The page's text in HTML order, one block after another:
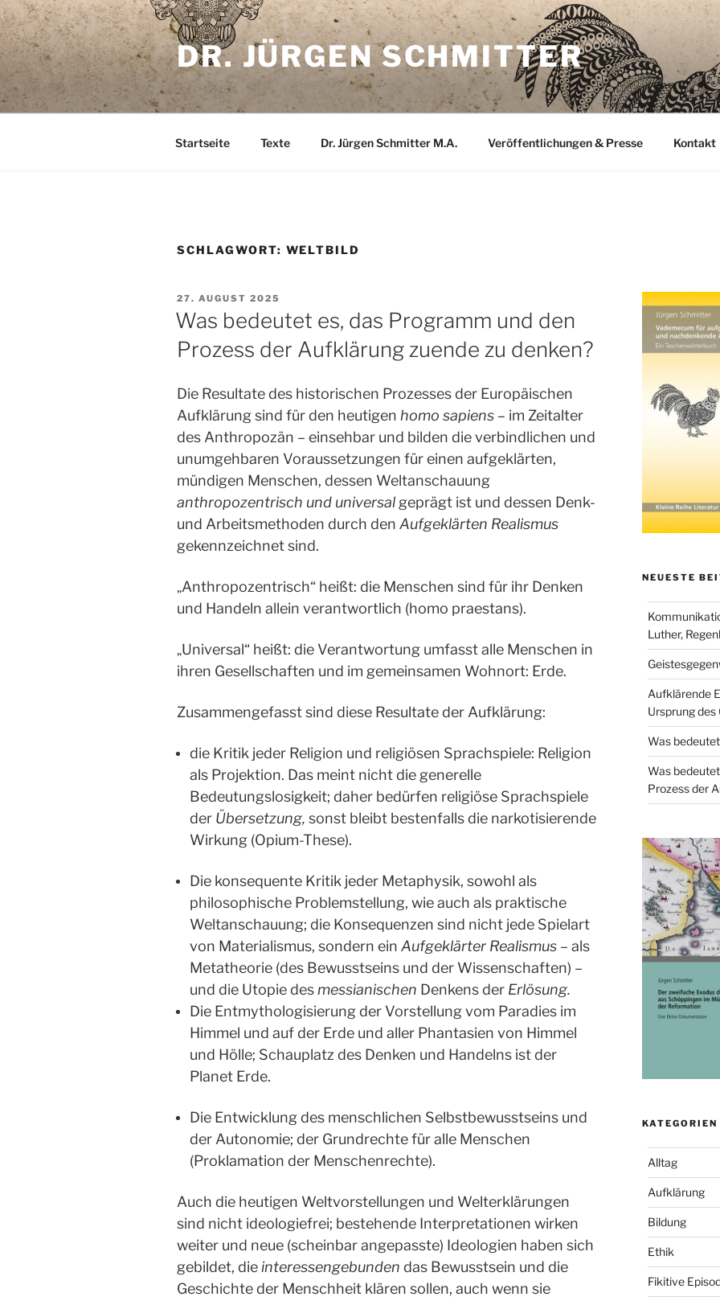
Zum
Inhalt
springen
DR. JÜRGEN SCHMITTER
Startseite Texte Dr. Jürgen Schmitter M.A. Veröffentlichungen & Presse Kontakt
SCHLAGWORT: WELTBILD
VERÖFFENTLICHT
AM
27. AUGUST 2025
Was bedeutet es, das Programm und den
Prozess der Aufklärung zuende zu denken?
Die Resultate des historischen Prozesses der Europäischen
Aufklärung sind für den heutigen homo sapiens – im Zeitalter
des Anthropozän – einsehbar und bilden die verbindlichen und
unumgehbaren Voraussetzungen für einen aufgeklärten,
mündigen Menschen, dessen Weltanschauung
anthropozentrisch und universal geprägt ist und dessen Denk-
und Arbeitsmethoden durch den Aufgeklärten Realismus
gekennzeichnet sind.
„Anthropozentrisch“ heißt: die Menschen sind für ihr Denken
und Handeln allein verantwortlich (homo praestans).
„Universal“ heißt: die Verantwortung umfasst alle Menschen in
ihren Gesellschaften und im gemeinsamen Wohnort: Erde.
Zusammengefasst sind diese Resultate der Aufklärung:
die Kritik jeder Religion und religiösen Sprachspiele: Religion
als Projektion. Das meint nicht die generelle
Bedeutungslosigkeit; daher bedürfen religiöse Sprachspiele
der Übersetzung, sonst bleibt bestenfalls die narkotisierende
Wirkung (Opium-These).
Die konsequente Kritik jeder Metaphysik, sowohl als
philosophische Problemstellung, wie auch als praktische
Weltanschauung; die Konsequenzen sind nicht jede Spielart
von Materialismus, sondern ein Aufgeklärter Realismus – als
Metatheorie (des Bewusstseins und der Wissenschaften) –
und die Utopie des messianischen Denkens der Erlösung.
Die Entmythologisierung der Vorstellung vom Paradies im
Himmel und auf der Erde und aller Phantasien von Himmel
und Hölle; Schauplatz des Denken und Handelns ist der
Planet Erde.
Die Entwicklung des menschlichen Selbstbewusstseins und
der Autonomie; der Grundrechte für alle Menschen
(Proklamation der Menschenrechte).
Auch die heutigen Weltvorstellungen und Welterklärungen
sind nicht ideologiefrei; bestehende Interpretationen wirken
weiter und neue (scheinbar angepasste) Ideologien haben sich
gebildet, die interessengebunden das Bewusstsein und die
Geschichte der Menschheit klären sollen, auch wenn sie
NEUESTE
Luther,
Aufklärende
Ursprung
Was
Was
Prozess der
KATEGORIEN
Alltag
Aufklärung
Bildung
Ethik
Fikitive